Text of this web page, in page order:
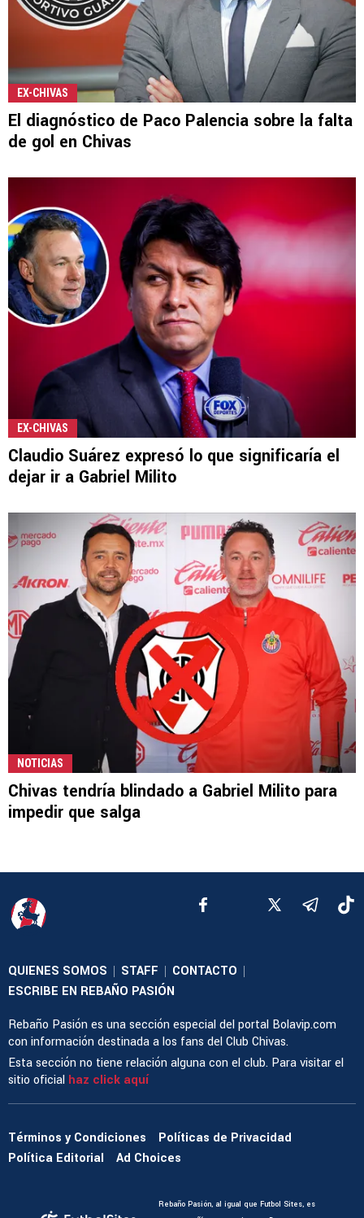
EX-CHIVAS
El diagnóstico de Paco Palencia sobre la falta
de gol en Chivas
EX-CHIVAS
Claudio Suárez expresó lo que significaría el
dejar ir a Gabriel Milito
NOTICIAS
Chivas tendría blindado a Gabriel Milito para
impedir que salga
QUIENES SOMOS | STAFF | CONTACTO |
ESCRIBE EN REBAÑO PASIÓN
Rebaño Pasión es una sección especial del portal Bolavip.com
con información destinada a los fans del Club Chivas.
Esta sección no tiene relación alguna con el club. Para visitar el
sitio oficial haz click aquí
Términos y Condiciones
Políticas de Privacidad
Política Editorial
Ad Choices
Rebaño Pasión, al igual que Futbol Sites, es